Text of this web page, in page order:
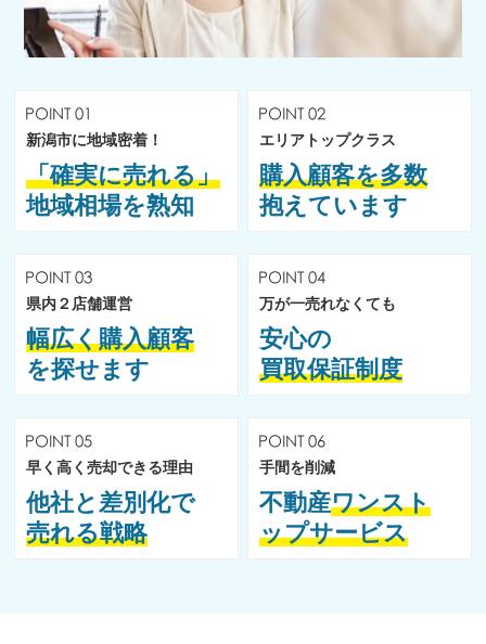
新潟市に地域密着！
「確実に売れる」
地域相場を熟知
エリアトップクラス
購入顧客を多数
抱えています
県内２店舗運営
幅広く購入顧客
を探せます
万が一売れなくても
安心の
買取保証制度
早く高く売却できる理由
他社と差別化で
売れる戦略
手間を削減
不動産ワンスト
ップサービス